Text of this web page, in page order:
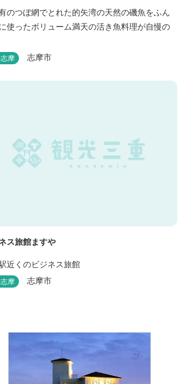
のつぼ網でとれた的矢湾の天然の磯魚をふん
使ったボリューム満天の活き魚料理が自慢の
摩 志摩市
ス旅館ますや
近くのビジネス旅館
摩 志摩市